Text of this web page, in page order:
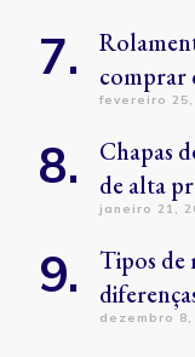
comprar
fevereiro 25,
Chapas
de alta
janeiro 21,
Tipos de
dezembro 8,